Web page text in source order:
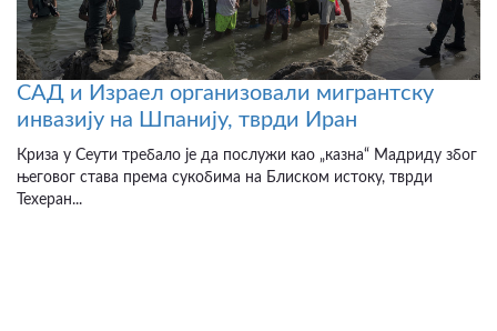
САД и Израел организовали мигрантску
инвазију на Шпанију, тврди Иран
Криза у Сеути требало је да послужи као „казна“ Мадриду због
његовог става према сукобима на Блиском истоку, тврди
Техеран...